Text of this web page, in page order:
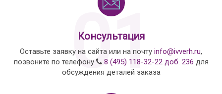
01
Консультация
Оставьте заявку на сайта или на почту info@ivverh.ru,
позвоните по телефону
8 (495) 118-32-22 доб. 236 для
обсуждения деталей заказа